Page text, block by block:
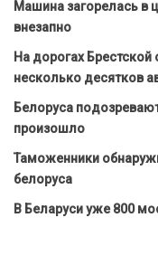
Машина загорелась в
внезапно
На дорогах
несколько десятков
Белоруса
произошло
Таможенники
белоруса
В Беларуси уже 800